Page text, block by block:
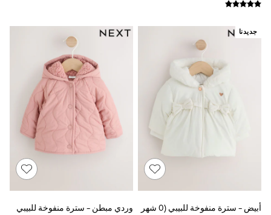
Sweatshirts
Coats & Jackets
Underwear
Socks & Tights
Multipacks
All Girls Sports & Swimwear
Trainers & Pumps
Tops
Coats & Jackets
جديدنا
أبيض - سترة منفوخة للبيبي (0 شهر
وردي مبطن - سترة منفوخة للبيبي